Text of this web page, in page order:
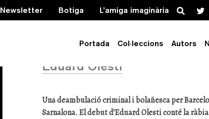
Newsletter Botiga L’amiga imaginària Search
Portada Col·leccions Autors
Gossos dempeus
Eduard Olesti
Una deambulació criminal i bolañesca per
Sarnalona. El debut d’Eduard Olesti conté la